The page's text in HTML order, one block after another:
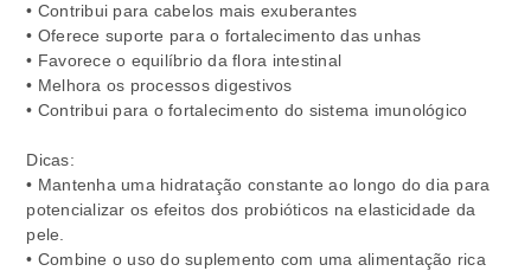
• Contribui para cabelos mais exuberantes
• Oferece suporte para o fortalecimento das unhas
• Favorece o equilíbrio da flora intestinal
• Melhora os processos digestivos
• Contribui para o fortalecimento do sistema imunológico
Dicas:
• Mantenha uma hidratação constante ao longo do dia para
potencializar os efeitos dos probióticos na elasticidade da
pele.
• Combine o uso do suplemento com uma alimentação rica